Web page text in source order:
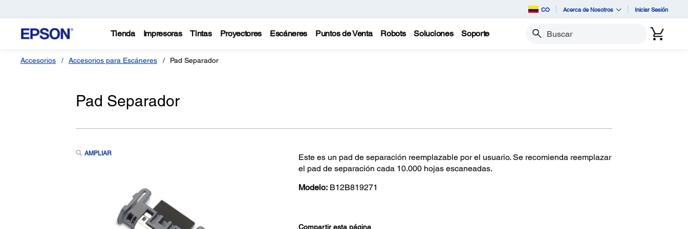
CO Acerca de Nosotros Iniciar Sesión
Tienda Impresoras Tintas Proyectores Escáneres Puntos de Venta Robots Soluciones Soporte Buscar
Accesorios Accesorios para Escáneres Pad Separador
Pad Separador
AMPLIAR
Este es un pad de separación reemplazable por el usuario. Se recomienda reemplazar
el pad de separación cada 10.000 hojas escaneadas.
Modelo: B12B819271
Compartir esta página